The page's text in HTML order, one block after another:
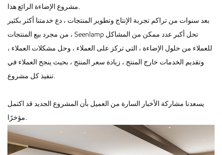
مشروع الإضاءة الرائع هذا.
بعد سنوات من تراكم تجربة الإنتاج وتطوير المنتجات ، دع خدمتنا أكثر بكثير
من مجرد بيع المنتجات ، Seenlamp تحل أكبر عدد ممكن من المشاكل
للعملاء من حلول الإضاءة ، التي تركز على العملاء ، وحل مشكلات العملاء ،
وتقديم الخدمات خارج المنتج ، زيادة سعر المنتج ، بحيث ينجح العملاء في
تنفيذ كل مشروع.
يسعدنا مشاركة الأخبار السارة من العميل بأن المشروع الجديد قد اكتمل
مؤخرًا.